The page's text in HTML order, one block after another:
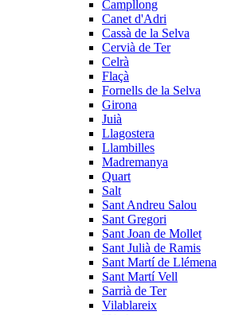
Campllong
Canet d'Adri
Cassà de la Selva
Cervià de Ter
Celrà
Flaçà
Fornells de la Selva
Girona
Juià
Llagostera
Llambilles
Madremanya
Quart
Salt
Sant Andreu Salou
Sant Gregori
Sant Joan de Mollet
Sant Julià de Ramis
Sant Martí de Llémena
Sant Martí Vell
Sarrià de Ter
Vilablareix